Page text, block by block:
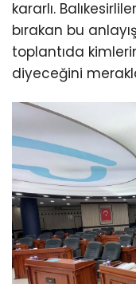
kararlı.
bırakan bu
toplantıda
diyeceğini